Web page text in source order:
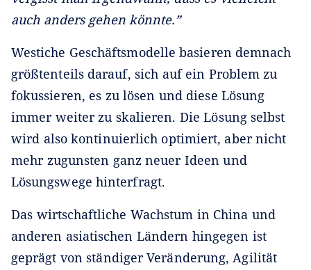
auch anders gehen könnte.”
Westiche Geschäftsmodelle basieren demnach
größtenteils darauf, sich auf ein Problem zu
fokussieren, es zu lösen und diese Lösung
immer weiter zu skalieren. Die Lösung selbst
wird also kontinuierlich optimiert, aber nicht
mehr zugunsten ganz neuer Ideen und
Lösungswege hinterfragt.
Das wirtschaftliche Wachstum in China und
anderen asiatischen Ländern hingegen ist
geprägt von ständiger Veränderung, Agilität